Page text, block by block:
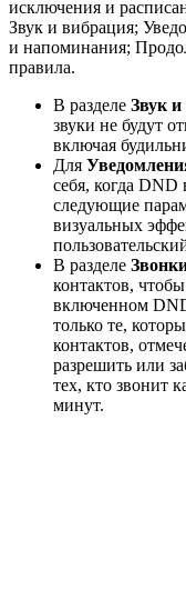
исключения и
Звук и вибрация;
и напоминания;
правила.
В разделе Звук
звуки не будут
включая
Для
себя, когда
следующие
визуальных
В разделе
контактов,
включенном
только те,
контактов,
разрешить или
тех, кто звонит
минут.